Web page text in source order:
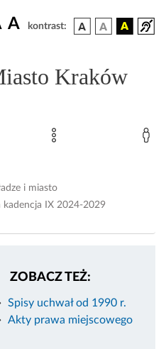
A kontrast:
Kraków
i miasto
kadencja IX 2024-2029
ZOBACZ TEŻ:
Spisy uchwał od 1990 r.
Akty prawa miejscowego